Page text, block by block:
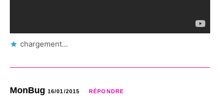
chargement…
MonBug 16/01/2015 RÉPONDRE